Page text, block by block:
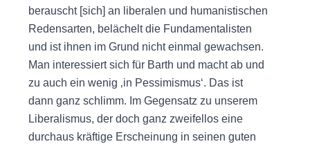
berauscht [sich] an liberalen und humanistischen
Redensarten, belächelt die Fundamentalisten
und ist ihnen im Grund nicht einmal gewachsen.
Man interessiert sich für Barth und macht ab und
zu auch ein wenig ‚in Pessimismus‘. Das ist
dann ganz schlimm. Im Gegensatz zu unserem
Liberalismus, der doch ganz zweifellos eine
durchaus kräftige Erscheinung in seinen guten